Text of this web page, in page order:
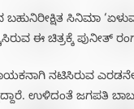
ಸಿನಿಮಾ
ಈ ಚಿತ್ರಕ್ಕೆ ಪುನೀತ್
ನಟಿಸಿರುವ ಎರಡನೇ
ಉಳಿದಂತೆ ಜಗಪತಿ